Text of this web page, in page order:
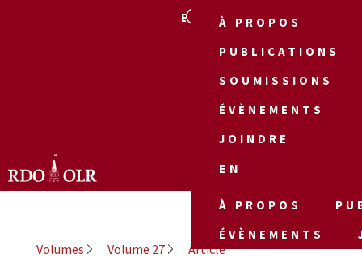
EN
À PROPOS
PUBLICATIONS
SOUMISSIONS
ÉVÈNEMENTS
JOINDRE
EN
À PROPOS
ÉVÈNEMENTS
Volumes Volume 27 Article